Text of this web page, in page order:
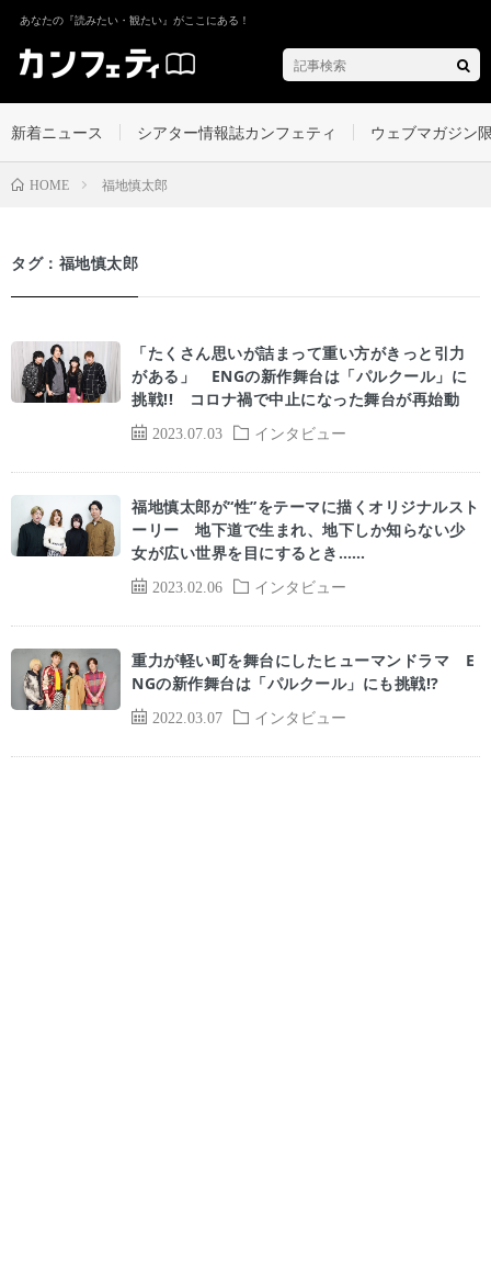
あなたの『読みたい・観たい』がここにある！
新着ニュース シアター情報誌カンフェティ ウェブマガジン
HOME 福地慎太郎
タグ：福地慎太郎
2023.07.03 インタビュー
「たくさん思いが詰まって重い方がきっと引力
がある」 ENGの新作舞台は「パルクール」に
挑戦!! コロナ禍で中止になった舞台が再始動
2023.02.06 インタビュー
福地慎太郎が“性”をテーマに描くオリジナルスト
ーリー 地下道で生まれ、地下しか知らない少
女が広い世界を目にするとき……
2022.03.07 インタビュー
重力が軽い町を舞台にしたヒューマンドラマ E
NGの新作舞台は「パルクール」にも挑戦!?